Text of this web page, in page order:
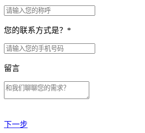
您的联系方式是？ *
留言
下一步